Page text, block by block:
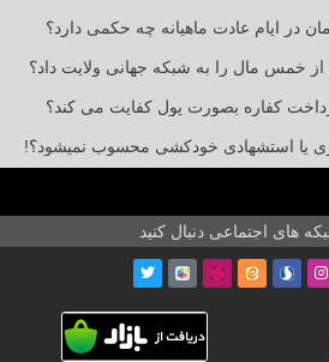
در ایام عادت ماهیانه چه حکمی دارد؟
خمس مال را به شبکه جهانی ولایت داد؟
کفاره بصورت پول کفایت می کند؟
یا استشهادی خودکشی محسوب نمیشود؟!
های اجتماعی دنبال کنید